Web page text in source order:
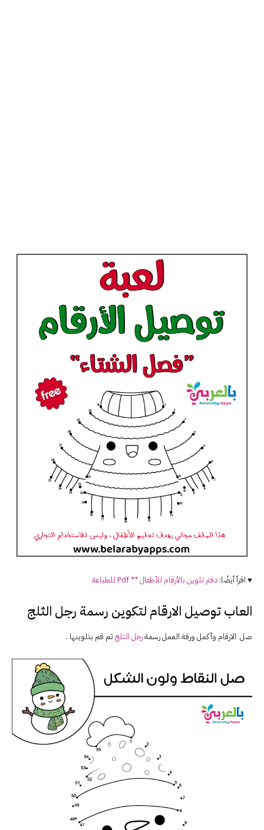
♥ اقرأ أيضًا: دفتر تلوين بالأرقام للأطفال ** Pdf للطباعة
العاب توصيل الارقام لتكوين رسمة رجل الثلج
صل الارقام وأكمل ورقة العمل رسمةرجل الثلجثم قم بتلوينها .